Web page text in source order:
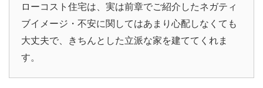
ローコスト住宅は、実は前章でご紹介したネガティ
ブイメージ・不安に関してはあまり心配しなくても
大丈夫で、きちんとした立派な家を建ててくれま
す。